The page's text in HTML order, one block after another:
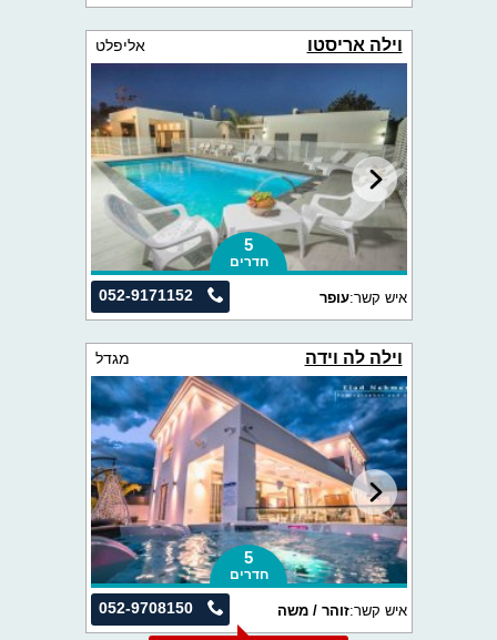
וילה אריסטו אליפלט
5
חדרים
052-9171152 איש קשר:עופר
וילה לה וידה מגדל
5
חדרים
052-9708150 איש קשר:זוהר / משה